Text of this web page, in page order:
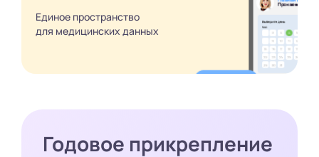
Единое пространство
для медицинских данных
Годовое прикрепление